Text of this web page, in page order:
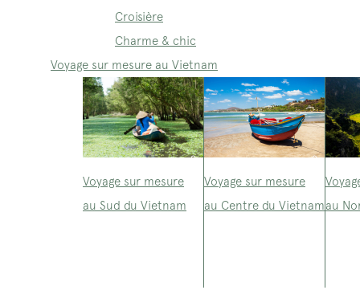
Croisière
Charme & chic
Voyage sur mesure au Vietnam
Voyage sur mesure
au Sud du Vietnam
Voyage sur mesure
au Centre du Vietnamau